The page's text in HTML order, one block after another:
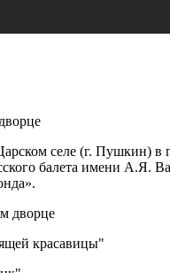
селе (г. Пушкин)
балета имени А.Я.